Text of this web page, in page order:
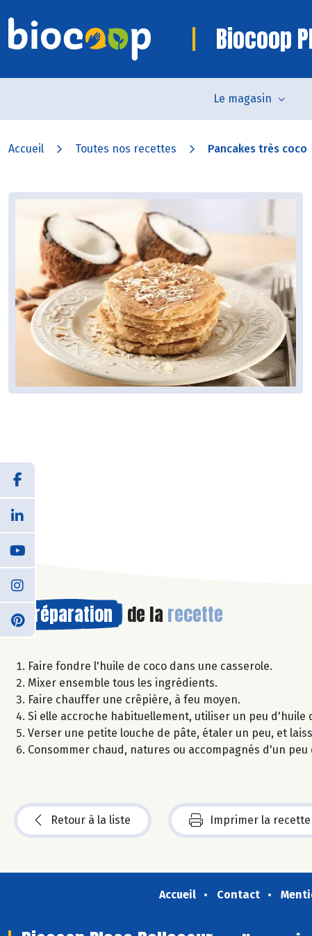
Biocoop
Le magasin
Accueil Toutes nos recettes Pancakes très coco
Préparation de la recette
Faire fondre l'huile de coco dans une casserole.
Mixer ensemble tous les ingrédients.
Faire chauffer une crêpière, à feu moyen.
Si elle accroche habituellement, utiliser un peu d'huile
Verser une petite louche de pâte, étaler un peu, et
Consommer chaud, natures ou accompagnés d'un peu
Retour à la liste Imprimer la recette
Accueil Contact